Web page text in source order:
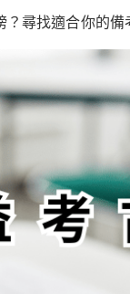
？尋找適合你的備